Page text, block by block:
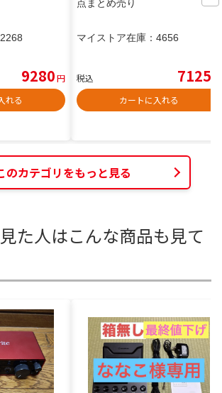
2268
9280円
れる
点まとめ売り
マイストア在庫： 4656
税込 7125
カートに入れる
のカテゴリをもっと見る
た人はこんな商品も見て